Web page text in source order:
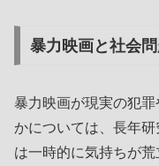
暴力映画と社会
暴力映画が現実の犯
かについては、長年
は一時的に気持ちが